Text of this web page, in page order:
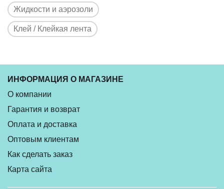
Жидкости и аэрозоли
Клей / Клейкая лента
ИНФОРМАЦИЯ О МАГАЗИНЕ
О компании
Гарантия и возврат
Оплата и доставка
Оптовым клиентам
Как сделать заказ
Карта сайта